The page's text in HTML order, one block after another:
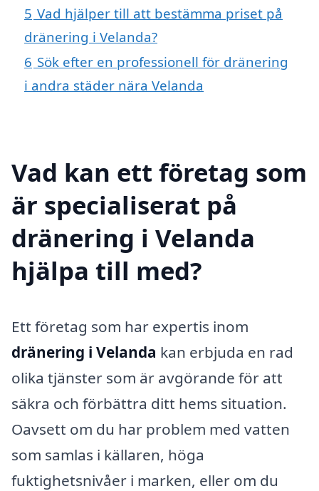
5 Vad hjälper till att bestämma priset på
dränering i Velanda?
6 Sök efter en professionell för dränering
i andra städer nära Velanda
Vad kan ett företag som
är specialiserat på
dränering i Velanda
hjälpa till med?
Ett företag som har expertis inom
dränering i Velanda kan erbjuda en rad
olika tjänster som är avgörande för att
säkra och förbättra ditt hems situation.
Oavsett om du har problem med vatten
som samlas i källaren, höga
fuktighetsnivåer i marken, eller om du